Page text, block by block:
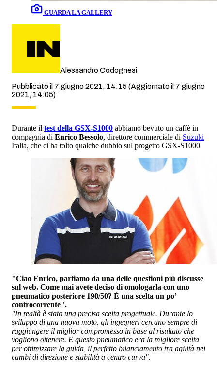
GUARDA LA GALLERY
Alessandro Codognesi
Pubblicato il 7 giugno 2021, 14:15 (Aggiornato il 7 giugno
2021, 14:05)
Durante il test della GSX-S1000 abbiamo bevuto un caffè in
compagnia di Enrico Bessolo, direttore commerciale di Suzuki
Italia, che ci ha tolto qualche dubbio sul progetto GSX-S1000.
"Ciao Enrico, partiamo da una delle questioni più discusse
sul web. Come mai avete deciso di omologarla con uno
pneumatico posteriore 190/50? È una scelta un po’
controcorrente".
"In realtà è stata una precisa scelta progettuale. Durante lo
sviluppo di una nuova moto, gli ingegneri cercano sempre di
raggiungere il miglior compromesso in base al risultato che
vogliono ottenere. E questo pneumatico era la migliore scelta
per ottimizzare la guida, il perfetto bilanciamento tra agilità nei
cambi di direzione e stabilità a centro curva".